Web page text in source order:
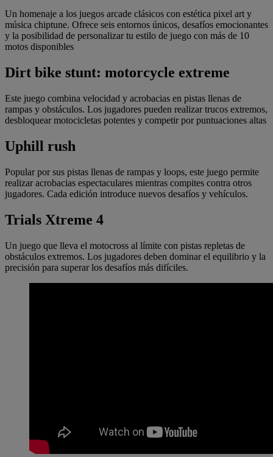
Un homenaje a los juegos arcade clásicos con estética pixel art y
música chiptune. Ofrece seis entornos únicos, desafíos emocionantes
y la posibilidad de personalizar tu estilo de juego con más de 10
motos disponibles
Dirt bike stunt: motorcycle extreme
Este juego combina velocidad y acrobacias en pistas llenas de
rampas y obstáculos. Los jugadores pueden realizar trucos extremos,
desbloquear motocicletas potentes y competir por puntuaciones altas
Uphill rush
Popular por sus pistas llenas de rampas y loops, este juego permite
realizar acrobacias espectaculares mientras compites contra otros
jugadores. Cada edición introduce nuevos desafíos y vehículos.
Trials Xtreme 4
Un juego que lleva el motocross al límite con pistas repletas de
obstáculos extremos. Los jugadores deben dominar el equilibrio y la
precisión para superar los desafíos más difíciles.